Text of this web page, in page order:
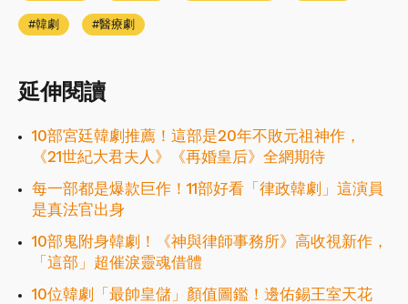
韓劇 醫療劇
延伸閱讀
10部宮廷韓劇推薦！這部是20年不敗元祖神作，
《21世紀大君夫人》《再婚皇后》全網期待
每一部都是爆款巨作！11部好看「律政韓劇」這演員
是真法官出身
10部鬼附身韓劇！《神與律師事務所》高收視新作，
「這部」超催淚靈魂借體
10位韓劇「最帥皇儲」顏值圖鑑！邊佑錫王室天花